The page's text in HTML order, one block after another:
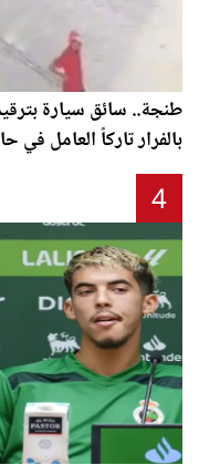
طنجة.. سائق سيارة
بالفرار تاركاً العامل في
4